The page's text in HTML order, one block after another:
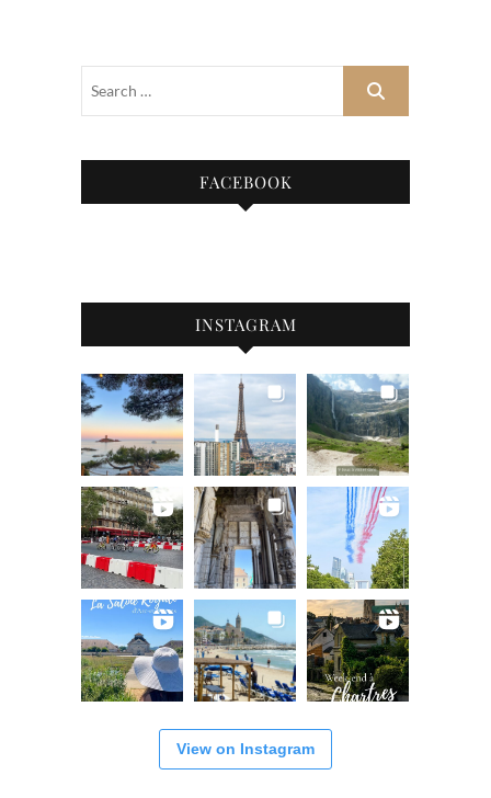
FACEBOOK
INSTAGRAM
View on Instagram